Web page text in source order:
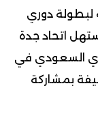
لبطولة دوري
لموسم 2023/2024، استهل اتحاد جدة
السعودي في
بمشاركة